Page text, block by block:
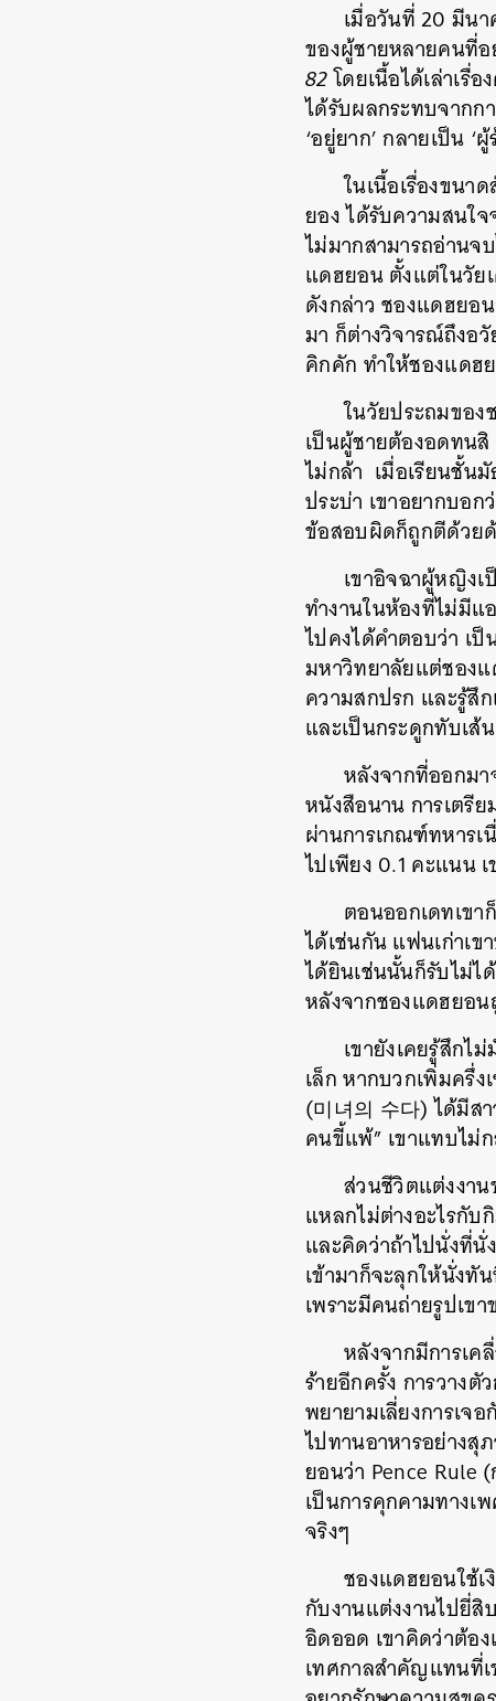
เมื่อวันที่ 20 มีนา
ของผู้ชายหลายคนที่อ
82โดยเนื้อได้เล่าเรื่
ได้รับผลกระทบจากก
‘อยู่ยาก’ กลายเป็น
ในเนื้อเรื่องขน
ยอง ได้รับความสนใ
ไม่มากสามารถอ่านจ
แดฮยอน ตั้งแต่ในวัย
ดังกล่าว ชองแดฮยอ
มา ก็ต่างวิจารณ์ถึงอ
คิกคัก ทำให้ชองแดฮ
ในวัยประถมของ
เป็นผู้ชายต้องอดทนสิ
ไม่กล้า เมื่อเรียนชั้น
ประบ่า เขาอยากบอ
ข้อสอบผิดก็ถูกตีด้วย
เขาอิจฉาผู้หญิงเ
ทำงานในห้องที่ไม่มีแ
ไปคงได้คำตอบว่า เ
มหาวิทยาลัยแต่ชองแ
ความสกปรก และรู้สึ
และเป็นกระดูกทับเส้น
หลังจากที่ออกมา
หนังสือนาน การเตรี
ผ่านการเกณฑ์ทหารเ
ไปเพียง 0.1 คะแนน
ตอนออกเดทเขา
ได้เช่นกัน แฟนเก่าเ
ได้ยินเช่นนั้นก็รับไม่ไ
หลังจากชองแดฮยอ
เขายังเคยรู้สึกไ
เล็ก หากบวกเพิ่มครึ่ง
(미녀의 수다) ได้มี
คนขี้แพ้” เขาแทบไม่
ส่วนชีวิตแต่งงาน
แหลกไม่ต่างอะไรกั
และคิดว่าถ้าไปนั่งที่
เข้ามาก็จะลุกให้นั่งทั
เพราะมีคนถ่ายรูปเ
หลังจากมีการเ
ร้ายอีกครั้ง การวาง
พยายามเลี่ยงการเจ
ไปทานอาหารอย่างสุ
ยอนว่า Pence Rule
เป็นการคุกคามทาง
จริงๆ
ชองแดฮยอนใช้
กับงานแต่งงานไปยี่สิ
อิดออด เขาคิดว่าต้อ
เทศกาลสำคัญแทนที่
ค้น